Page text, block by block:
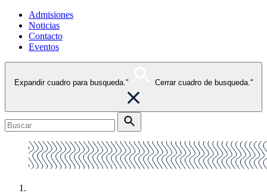
Admisiones
Noticias
Contacto
Eventos
Expandir cuadro para busqueda." Cerrar cuadro de busqueda."